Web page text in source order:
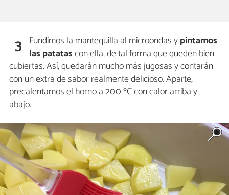
3 Fundimos la mantequilla al microondas ypintamos
las patatascon ella, de tal forma que queden bien
cubiertas. Así, quedarán mucho más jugosas y contarán
con un extra de sabor realmente delicioso. Aparte,
precalentamos el horno a 200 ºC con calor arriba y
abajo.